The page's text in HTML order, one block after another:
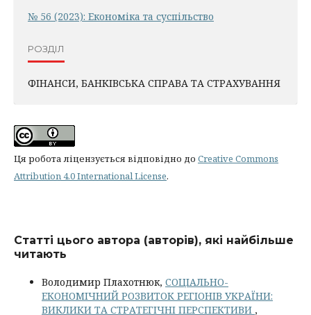
№ 56 (2023): Економіка та суспільство
РОЗДІЛ
ФІНАНСИ, БАНКІВСЬКА СПРАВА ТА СТРАХУВАННЯ
Ця робота ліцензується відповідно до Creative Commons
Attribution 4.0 International License.
Статті цього автора (авторів), які найбільше
читають
Володимир Плахотнюк, СОЦІАЛЬНО-
ЕКОНОМІЧНИЙ РОЗВИТОК РЕГІОНІВ УКРАЇНИ:
ВИКЛИКИ ТА СТРАТЕГІЧНІ ПЕРСПЕКТИВИ ,